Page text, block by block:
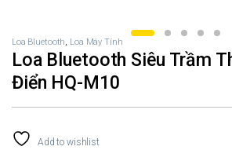
Loa Bluetooth Loa Máy Tính
Loa Bluetooth Siêu Trầm
Điển HQ-M10
Add to wishlist